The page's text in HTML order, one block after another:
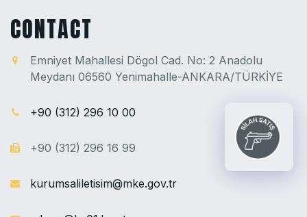
CONTACT
Emniyet Mahallesi Dögol Cad. No: 2 Anadolu
Meydanı 06560 Yenimahalle-ANKARA/TÜRKİYE
+90 (312) 296 10 00
+90 (312) 296 16 99
kurumsaliletisim@mke.gov.tr